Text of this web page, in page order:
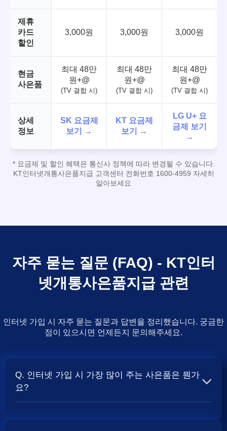
제휴
카드
할인
3,000원 3,000원 3,000원
현금
사은품
최대 48만
원+@
(TV 결합 시)
최대 48만
원+@
(TV 결합 시)
최대 48만
원+@
(TV 결합 시)
상세
정보
SK 요금제
보기 →
KT 요금제
보기 →
LG U+ 요
금제 보기
→
* 요금제 및 할인 혜택은 통신사 정책에 따라 변경될 수 있습니다.
KT인터넷개통사은품지급 고객센터 전화번호 1600-4959 자세히
알아보세요
자주 묻는 질문 (FAQ) - KT인터
넷개통사은품지급 관련
인터넷 가입 시 자주 묻는 질문과 답변을 정리했습니다. 궁금한
점이 있으시면 언제든지 문의해주세요.
Q. 인터넷 가입 시 가장 많이 주는 사은품은 뭔가
요?